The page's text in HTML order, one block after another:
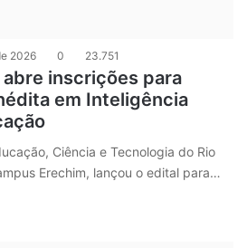
2026 0 23.751
inscrições para
em Inteligência
Ciência e Tecnologia do Rio
Erechim, lançou o edital para…